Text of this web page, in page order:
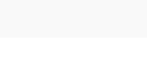
annen spesifikasjon, som ligger